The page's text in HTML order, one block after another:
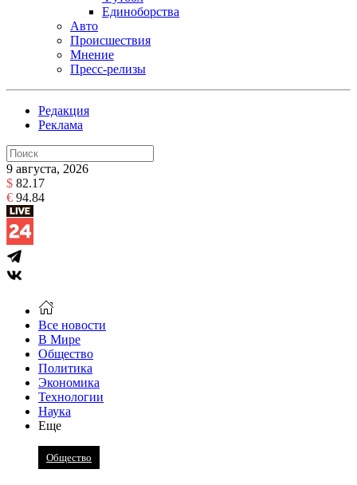
Единоборства
Авто
Происшествия
Мнение
Пресс-релизы
Редакция
Реклама
9 августа, 2026
$ 82.17
€ 94.84
Все новости
В Мире
Общество
Политика
Экономика
Технологии
Наука
Еще
Общество